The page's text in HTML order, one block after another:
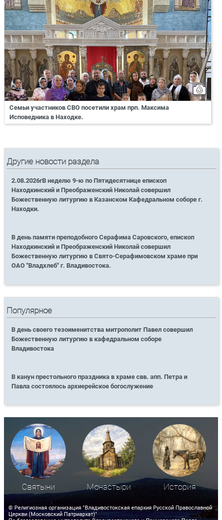
Семьи участников СВО посетили храм прп. Максима
Исповедника в Находке.
Другие новости раздела
2.08.2026гВ неделю 9-ю по Пятидесятнице епископ
Находкинский и Преображенский Николай совершил
Божественную литургию в Казанском Кафедральном соборе г.
Находки.
В день памяти преподобного Серафима Саровского, епископ
Находкинский и Преображенский Николай совершил
Божественную литургию в Свято-Серафимовском храме при
ОАО "Владхлеб" г. Владивостока.
Популярное
В день своего тезоименитства митрополит Павел совершил
Божественную литургию в кафедральном соборе
Владивостока
В канун престольного праздника в храме свв. апп. Петра и
Павла состоялось архиерейское богослужение
Святыни Монастыри История
© Религиозная организация "Владивостокская епархия Русской Православной
Церкви (Московский Патриархат)"